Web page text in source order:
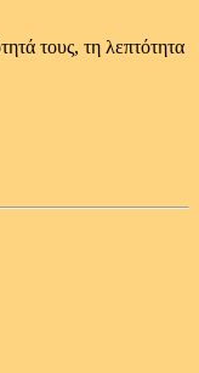
τους, τη λεπτότητα